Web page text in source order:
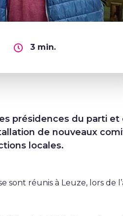
3 min.
présidences du parti
de nouveaux
locales.
sont réunis à Leuze, lors de